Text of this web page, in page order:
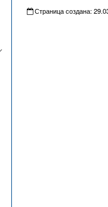
Страница создана: